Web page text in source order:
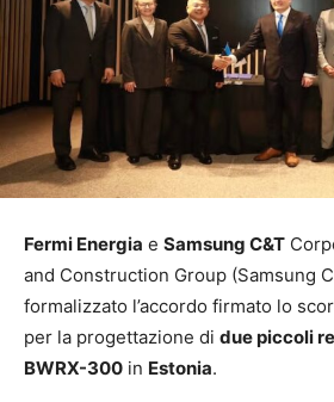
Fermi Energia e Samsung C&T
and Construction Group (Samsung
formalizzato l’accordo firmato lo
per la progettazione di due piccoli
BWRX-300 in Estonia.